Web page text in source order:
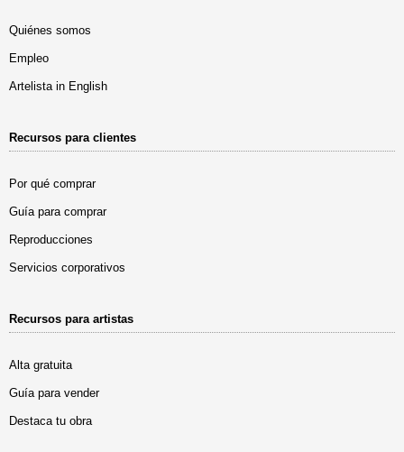
Quiénes somos
Empleo
Artelista in English
Recursos para clientes
Por qué comprar
Guía para comprar
Reproducciones
Servicios corporativos
Recursos para artistas
Alta gratuita
Guía para vender
Destaca tu obra